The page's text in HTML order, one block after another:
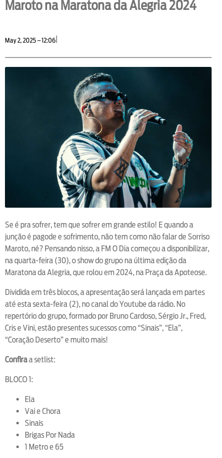
Maroto na Maratona da Alegria 2024
May 2, 2025 – 12:06
Se é pra sofrer, tem que sofrer em grande estilo! E quando a
junção é pagode e sofrimento, não tem como não falar de Sorriso
Maroto, né? Pensando nisso, a FM O Dia começou a disponibilizar,
na quarta-feira (30), o show do grupo na última edição da
Maratona da Alegria, que rolou em 2024, na Praça da Apoteose.
Dividida em três blocos, a apresentação será lançada em partes
até esta sexta-feira (2), no canal do Youtube da rádio. No
repertório do grupo, formado por Bruno Cardoso, Sérgio Jr., Fred,
Cris e Vini, estão presentes sucessos como “Sinais”, “Ela”,
“Coração Deserto” e muito mais!
Confiraa setlist:
BLOCO 1:
Ela
Vai e Chora
Sinais
Brigas Por Nada
1 Metro e 65